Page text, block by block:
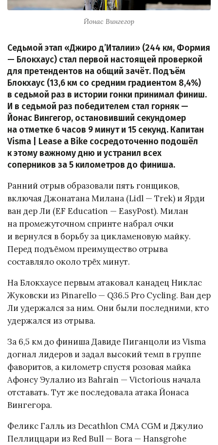
Йонас Вингегор
Седьмой этап «Джиро д’Италии» (244 км, Формия
— Блокхаус) стал первой настоящей проверкой
для претендентов на общий зачёт. Подъём
Блокхаус (13,6 км со средним градиентом 8,4%)
в седьмой раз в истории гонки принимал финиш.
И в седьмой раз победителем стал горняк —
Йонас Вингегор, остановивший секундомер
на отметке 6 часов 9 минут и 15 секунд. Капитан
Visma | Lease a Bike сосредоточенно подошёл
к этому важному дню и устранил всех
соперников за 5 километров до финиша.
Ранний отрыв образовали пять гонщиков,
включая Джонатана Милана (Lidl — Trek) и Ярди
ван дер Ли (EF Education — EasyPost). Милан
на промежуточном спринте набрал очки
и вернулся в борьбу за цикламеновую майку.
Перед подъёмом преимущество отрыва
составляло около трёх минут.
На Блокхаусе первым атаковал канадец Никлас
Жуковски из Pinarello — Q36.5 Pro Cycling. Ван дер
Ли удержался за ним. Они были последними, кто
удержался из отрыва.
За 6,5 км до финиша Давиде Пиганцоли из Visma
догнал лидеров и задал высокий темп в группе
фаворитов, а километр спустя розовая майка
Афонсу Эулалио из Bahrain — Victorious начала
отставать. Тут же последовала атака Йонаса
Вингегора.
Феликс Галль из Decathlon CMA CGM и Джулио
Пеллиццари из Red Bull — Bora — Hansgrohe